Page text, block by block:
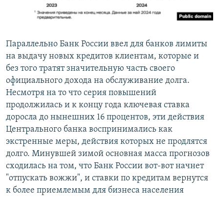
Параллельно Банк России ввел для банков лимиты
на выдачу новых кредитов клиентам, которые и
без того тратят значительную часть своего
официального дохода на обслуживание долга.
Несмотря на то что серия повышений
продолжилась и к концу года ключевая ставка
доросла до нынешних 16 процентов, эти действия
Центрального банка воспринимались как
экстренные меры, действия которых не продлятся
долго. Минувшей зимой основная масса прогнозов
сходилась на том, что Банк России вот-вот начнет
"отпускать вожжи", и ставки по кредитам вернутся
к более приемлемым для бизнеса населения